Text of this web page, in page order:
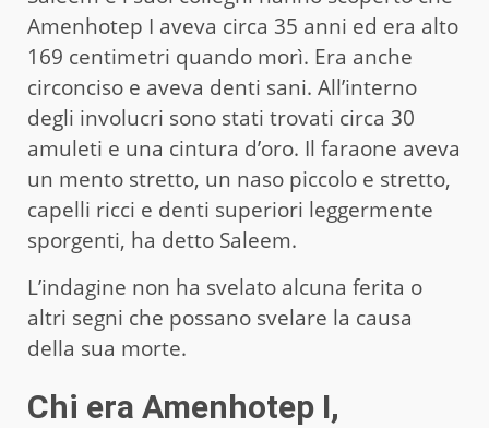
Amenhotep I aveva circa 35 anni ed era alto
169 centimetri quando morì. Era anche
circonciso e aveva denti sani. All’interno
degli involucri sono stati trovati circa 30
amuleti e una cintura d’oro. Il faraone aveva
un mento stretto, un naso piccolo e stretto,
capelli ricci e denti superiori leggermente
sporgenti, ha detto Saleem.
L’indagine non ha svelato alcuna ferita o
altri segni che possano svelare la causa
della sua morte.
Chi era Amenhotep I,